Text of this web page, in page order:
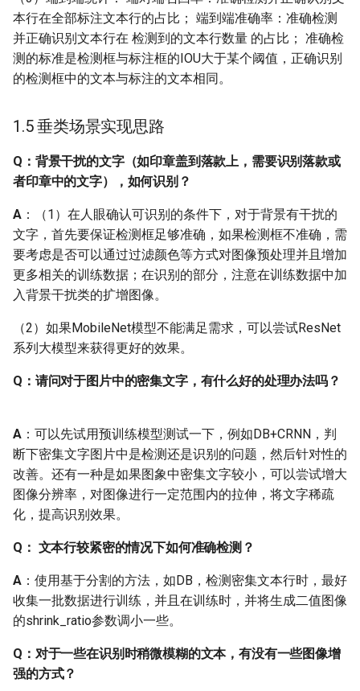
字典里会对精度造成多大
的损失？
Q：类似泰语这样的小语
符甚至三个字符，请问如
何制作字典
Q: 想把简历上的文字识别
出来后，能够把关系一一
对应起来，比如姓名和它
后面的名字组成一对，籍
贯、邮箱、学历等等都和
各自的内容关联起来，这
个应该如何处理，PPOCR
1.6 训练过程与模型调优
Q: 增大batch_size模型训
Q: 预测时提示图像过大，
显存、内存溢出了，应该
如何处理？
Q: 识别训练时，训练集精
度已经到达90了，但验证
去怎么办？
1.7 补充资料
Q: 对于小白如何快速入门
中文OCR项目实践？
本行在全部标注文本行的占比； 端到端准确率：准确检测
并正确识别文本行在 检测到的文本行数量 的占比； 准确检
测的标准是检测框与标注框的IOU大于某个阈值，正确识别
的检测框中的文本与标注的文本相同。
1.5 垂类场景实现思路
Q：背景干扰的文字（如印章盖到落款上，需要识别落款或
者印章中的文字），如何识别？
A ：（1）在人眼确认可识别的条件下，对于背景有干扰的
文字，首先要保证检测框足够准确，如果检测框不准确，需
要考虑是否可以通过过滤颜色等方式对图像预处理并且增加
更多相关的训练数据；在识别的部分，注意在训练数据中加
入背景干扰类的扩增图像。
（2）如果MobileNet模型不能满足需求，可以尝试ResNet
系列大模型来获得更好的效果。
Q：请问对于图片中的密集文字，有什么好的处理办法吗？
A ：可以先试用预训练模型测试一下，例如DB+CRNN，判
断下密集文字图片中是检测还是识别的问题，然后针对性的
改善。还有一种是如果图象中密集文字较小，可以尝试增大
图像分辨率，对图像进行一定范围内的拉伸，将文字稀疏
化，提高识别效果。
Q： 文本行较紧密的情况下如何准确检测？
A ：使用基于分割的方法，如DB，检测密集文本行时，最好
收集一批数据进行训练，并且在训练时，并将生成二值图像
的shrink_ratio参数调小一些。
Q：对于一些在识别时稍微模糊的文本，有没有一些图像增
强的方式？